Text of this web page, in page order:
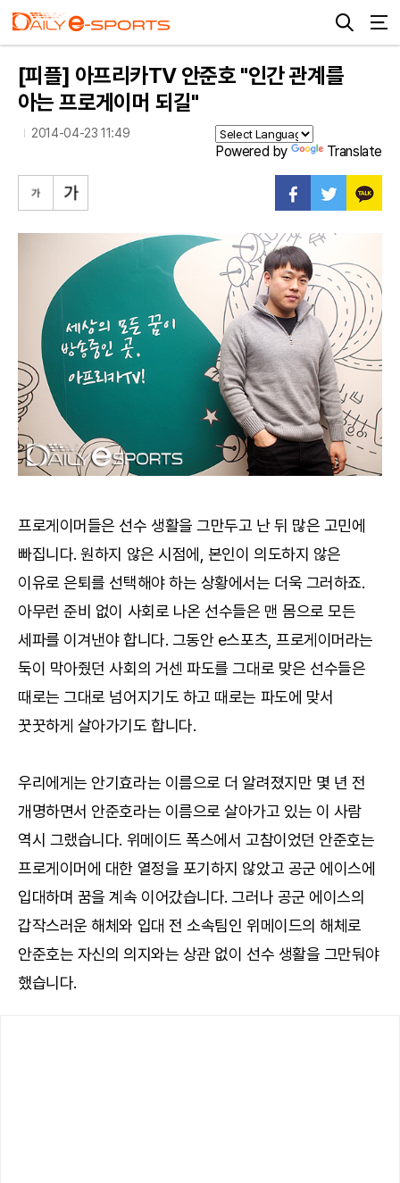
[피플] 아프리카TV 안준호 "인간 관계를
아는 프로게이머 되길"
2014-04-23 11:49
Powered by Translate
프로게이머들은 선수 생활을 그만두고 난 뒤 많은 고민에
빠집니다. 원하지 않은 시점에, 본인이 의도하지 않은
이유로 은퇴를 선택해야 하는 상황에서는 더욱 그러하죠.
아무런 준비 없이 사회로 나온 선수들은 맨 몸으로 모든
세파를 이겨낸야 합니다. 그동안 e스포츠, 프로게이머라는
둑이 막아줬던 사회의 거센 파도를 그대로 맞은 선수들은
때로는 그대로 넘어지기도 하고 때로는 파도에 맞서
꿋꿋하게 살아가기도 합니다.
우리에게는 안기효라는 이름으로 더 알려졌지만 몇 년 전
개명하면서 안준호라는 이름으로 살아가고 있는 이 사람
역시 그랬습니다. 위메이드 폭스에서 고참이었던 안준호는
프로게이머에 대한 열정을 포기하지 않았고 공군 에이스에
입대하며 꿈을 계속 이어갔습니다. 그러나 공군 에이스의
갑작스러운 해체와 입대 전 소속팀인 위메이드의 해체로
안준호는 자신의 의지와는 상관 없이 선수 생활을 그만둬야
했습니다.